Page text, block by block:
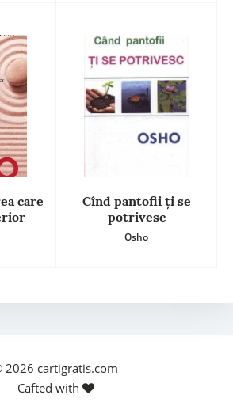
care
Cînd pantofii ți se
potrivesc
Osho
2026 cartigratis.com
Cafted with